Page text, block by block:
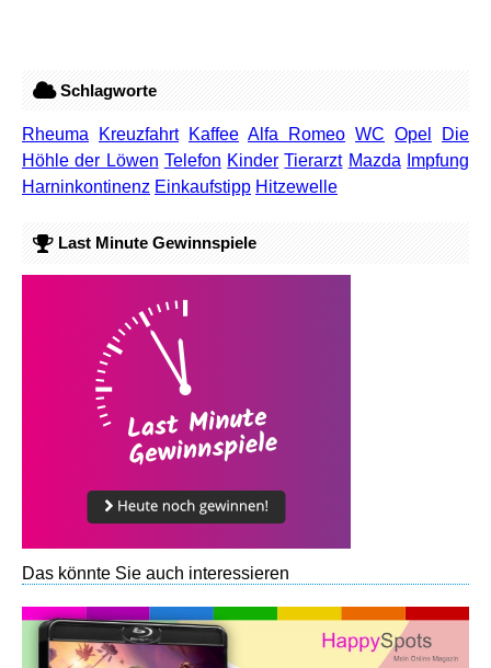
Schlagworte
Rheuma Kreuzfahrt Kaffee Alfa Romeo WC Opel
Die
Höhle der Löwen Telefon Kinder Tierarzt Mazda
Impfung
Harninkontinenz Einkaufstipp Hitzewelle
Last Minute Gewinnspiele
Das könnte Sie auch interessieren